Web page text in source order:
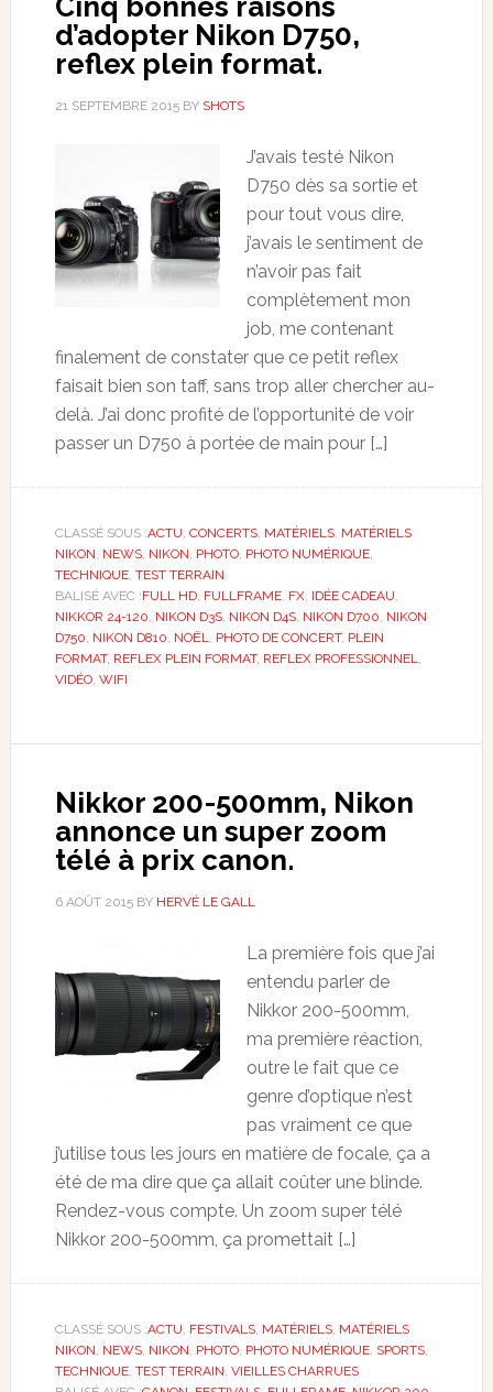
d’adopter Nikon D750,
reflex plein format.
21 SEPTEMBRE 2015BY SHOTS
J’avais testé Nikon
D750 dès sa sortie et
pour tout vous dire,
j’avais le sentiment de
n’avoir pas fait
complètement mon
job, me contenant
finalement de constater que ce petit reflex
faisait bien son taff, sans trop aller chercher au-
delà. J’ai donc profité de l’opportunité de voir
passer un D750 à portée de main pour […]
CLASSÉ SOUS :ACTU CONCERTS, MATÉRIELS, MATÉRIELS
NIKON NEWS, NIKON PHOTO, PHOTO NUMÉRIQUE,
TECHNIQUE, TEST TERRAIN
BALISÉ AVEC :FULL HD, FULLFRAME, FX, IDÉE CADEAU
NIKKOR 24-120 NIKON D3S, NIKON D4S, NIKON D700 NIKON
D750 NIKON D810 NOËL PHOTO DE CONCERT, PLEIN
FORMAT, REFLEX PLEIN FORMAT, REFLEX PROFESSIONNEL
VIDÉO, WIFI
Nikkor 200-500mm, Nikon
annonce un super zoom
télé à prix canon.
6 AOÛT 2015BY HERVÉ LE GALL
La première fois que j’ai
entendu parler de
Nikkor 200-500mm,
ma première réaction,
outre le fait que ce
genre d’optique n’est
pas vraiment ce que
j’utilise tous les jours en matière de focale, ça a
été de ma dire que ça allait coûter une blinde.
Rendez-vous compte. Un zoom super télé
Nikkor 200-500mm, ça promettait […]
CLASSÉ SOUS :ACTU FESTIVALS, MATÉRIELS, MATÉRIELS
NIKON NEWS, NIKON PHOTO, PHOTO NUMÉRIQUE, SPORTS,
TECHNIQUE, TEST TERRAIN VIEILLES CHARRUES